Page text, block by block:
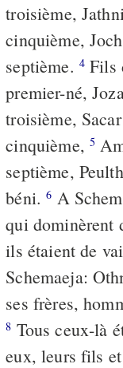
troisième,
cinquième,
septième. 4 Fils
premier-né,
troisième,
cinquième, 5
septième,
béni.6 A
qui dominèrent
ils étaient de
Schemaeja:
ses frères,
8 Tous ceux-là
eux, leurs fils